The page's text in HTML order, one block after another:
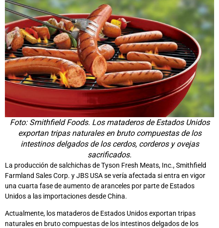
Foto: Smithfield Foods. Los mataderos de Estados Unidos
exportan tripas naturales en bruto compuestas de los
intestinos delgados de los cerdos, corderos y ovejas
sacrificados.
La producción de salchichas de Tyson Fresh Meats, Inc., Smithfield
Farmland Sales Corp. y JBS USA se vería afectada si entra en vigor
una cuarta fase de aumento de aranceles por parte de Estados
Unidos a las importaciones desde China.
Actualmente, los mataderos de Estados Unidos exportan tripas
naturales en bruto compuestas de los intestinos delgados de los